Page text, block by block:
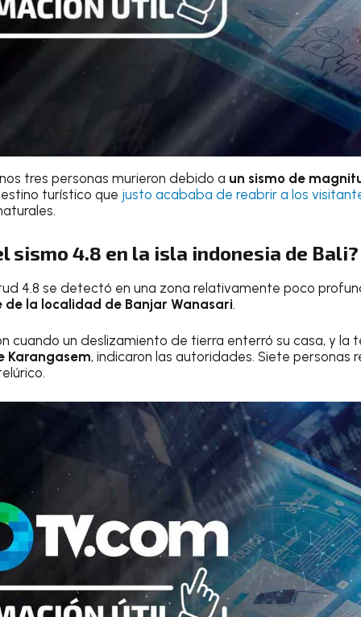
tres personas murieron debido a un sismo de
turístico que justo acababa de reabrir a los
sismo 4.8 en la isla indonesia de Bali?
4.8 se detectó en una zona relativamente poco
de la localidad de Banjar Wanasari.
cuando un deslizamiento de tierra enterró su casa, y la
Karangasem, indicaron las autoridades. Siete personas